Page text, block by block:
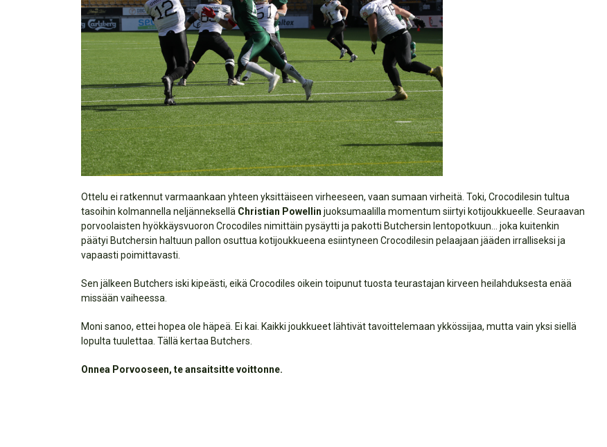
Ottelu ei ratkennut varmaankaan yhteen yksittäiseen virheeseen, vaan sumaan virheitä. Toki, Crocodilesin tultua
tasoihin kolmannella neljänneksellä Christian Powellin juoksumaalilla momentum siirtyi kotijoukkueelle. Seuraavan
porvoolaisten hyökkäysvuoron Crocodiles nimittäin pysäytti ja pakotti Butchersin lentopotkuun… joka kuitenkin
päätyi Butchersin haltuun pallon osuttua kotijoukkueena esiintyneen Crocodilesin pelaajaan jääden irralliseksi ja
vapaasti poimittavasti.
Sen jälkeen Butchers iski kipeästi, eikä Crocodiles oikein toipunut tuosta teurastajan kirveen heilahduksesta enää
missään vaiheessa.
Moni sanoo, ettei hopea ole häpeä. Ei kai. Kaikki joukkueet lähtivät tavoittelemaan ykkössijaa, mutta vain yksi siellä
lopulta tuulettaa. Tällä kertaa Butchers.
Onnea Porvooseen, te ansaitsitte voittonne.